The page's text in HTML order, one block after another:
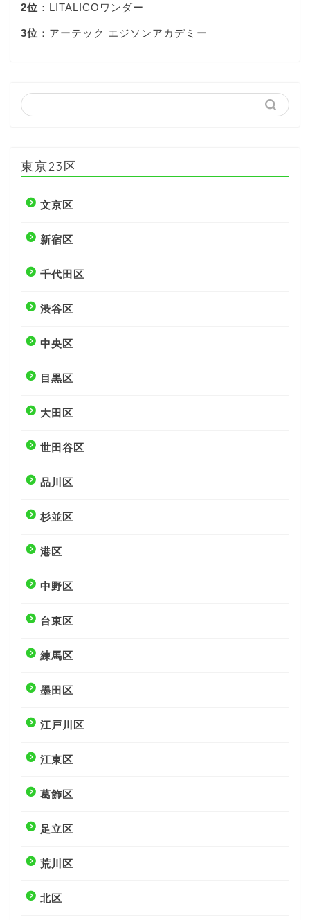
2位 ：LITALICOワンダー
3位 ：アーテック エジソンアカデミー
東京23区
文京区
新宿区
千代田区
渋谷区
中央区
目黒区
大田区
世田谷区
品川区
杉並区
港区
中野区
台東区
練馬区
墨田区
江戸川区
江東区
葛飾区
足立区
荒川区
北区